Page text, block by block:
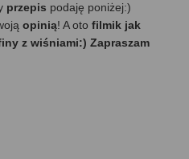
przepis podaję poniżej:)
opinią! A oto filmik jak
z wiśniami:) Zapraszam